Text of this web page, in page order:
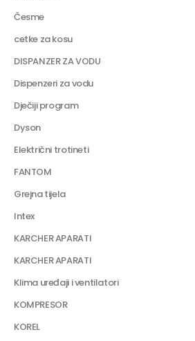
Česme
cetke za kosu
DISPANZER ZA VODU
Dispenzeri za vodu
Dječiji program
Dyson
Električni trotineti
FANTOM
Grejna tijela
Intex
KARCHER APARATI
KARCHER APARATI
Klima uređaji i ventilatori
KOMPRESOR
KOREL